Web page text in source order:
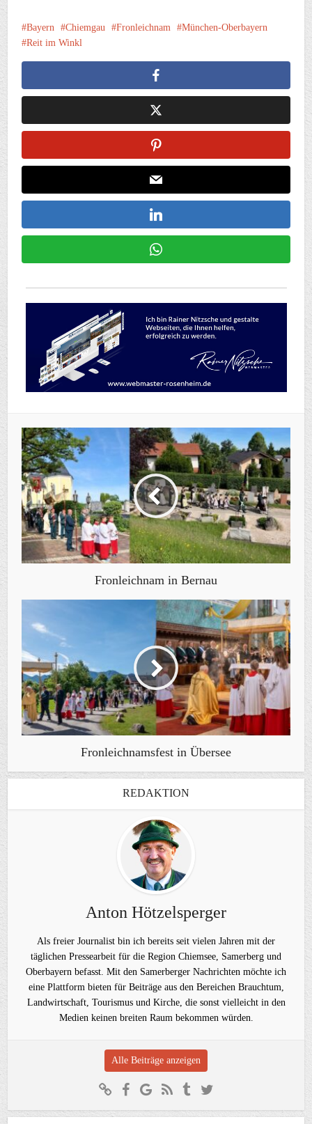
Bayern Chiemgau Fronleichnam
München-Oberbayern
Reit im Winkl
Fronleichnam in Bernau
Fronleichnamsfest in Übersee
REDAKTION
Anton Hötzelsperger
Als freier Journalist bin ich bereits seit vielen Jahren mit der
täglichen Pressearbeit für die Region Chiemsee, Samerberg und
Oberbayern befasst. Mit den Samerberger Nachrichten möchte ich
eine Plattform bieten für Beiträge aus den Bereichen Brauchtum,
Landwirtschaft, Tourismus und Kirche, die sonst vielleicht in den
Medien keinen breiten Raum bekommen würden.
Alle Beiträge anzeigen